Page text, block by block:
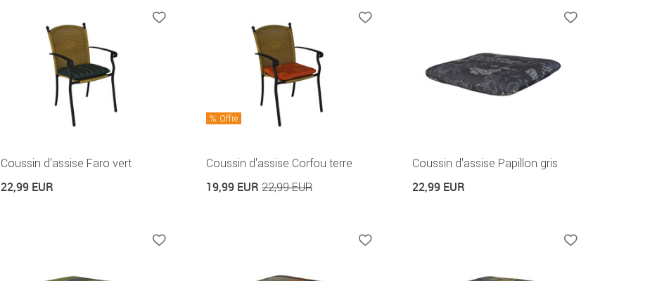
Coussin d'assise Faro vert
22,99 EUR
Offre
Coussin d'assise Corfou terre
19,99 EUR 22,99 EUR
Coussin d'assise Papillon gris
22,99 EUR